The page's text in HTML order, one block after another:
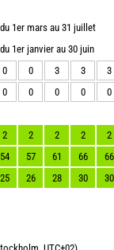
1er mars au 31 juillet
1er janvier au 30 juin
0 0 3 3
3
0 0 0 0 0
2 2 2 2
2
54 57 61 66
66
25 26 28 30 30